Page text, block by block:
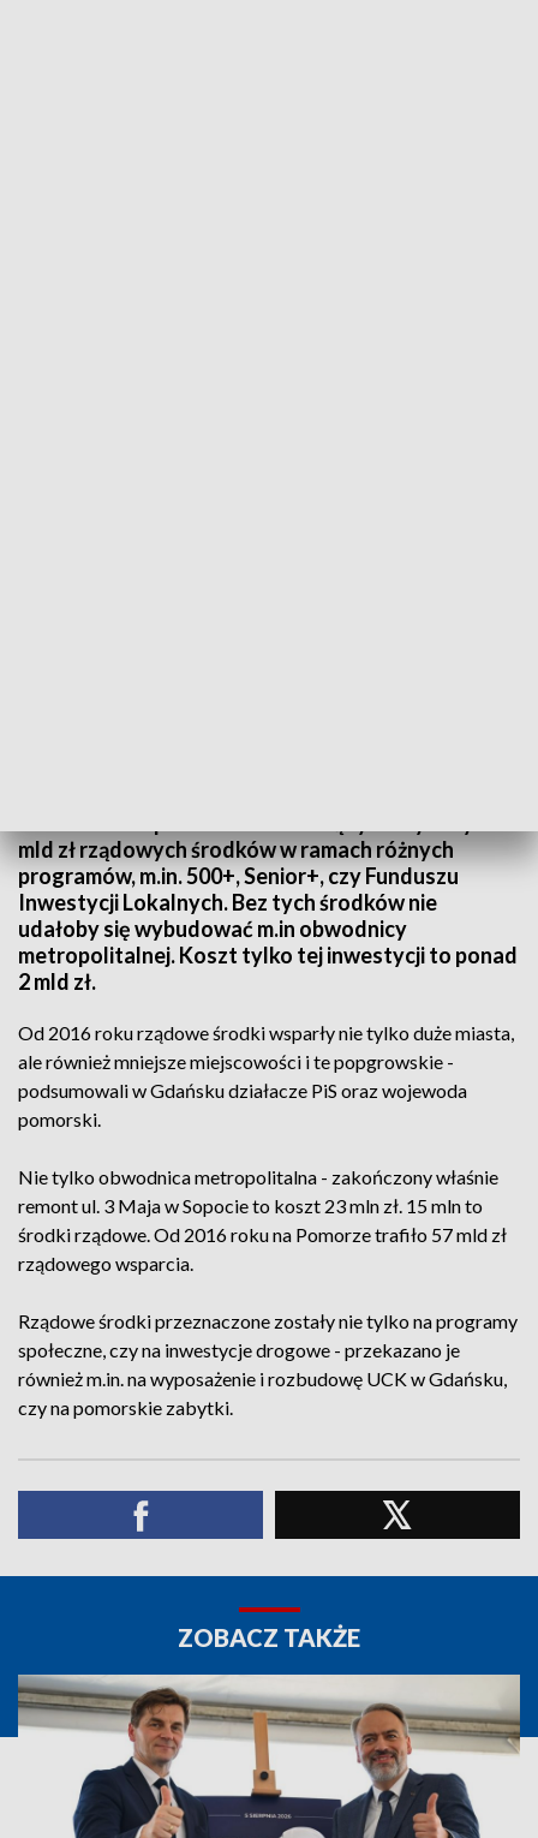
mld zł rządowych środków w ramach różnych
programów, m.in. 500+, Senior+, czy Funduszu
Inwestycji Lokalnych. Bez tych środków nie
udałoby się wybudować m.in obwodnicy
metropolitalnej. Koszt tylko tej inwestycji to ponad
2 mld zł.
Od 2016 roku rządowe środki wsparły nie tylko duże miasta,
ale również mniejsze miejscowości i te popgrowskie -
podsumowali w Gdańsku działacze PiS oraz wojewoda
pomorski.
Nie tylko obwodnica metropolitalna - zakończony właśnie
remont ul. 3 Maja w Sopocie to koszt 23 mln zł. 15 mln to
środki rządowe. Od 2016 roku na Pomorze trafiło 57 mld zł
rządowego wsparcia.
Rządowe środki przeznaczone zostały nie tylko na programy
społeczne, czy na inwestycje drogowe - przekazano je
również m.in. na wyposażenie i rozbudowę UCK w Gdańsku,
czy na pomorskie zabytki.
ZOBACZ TAKŻE